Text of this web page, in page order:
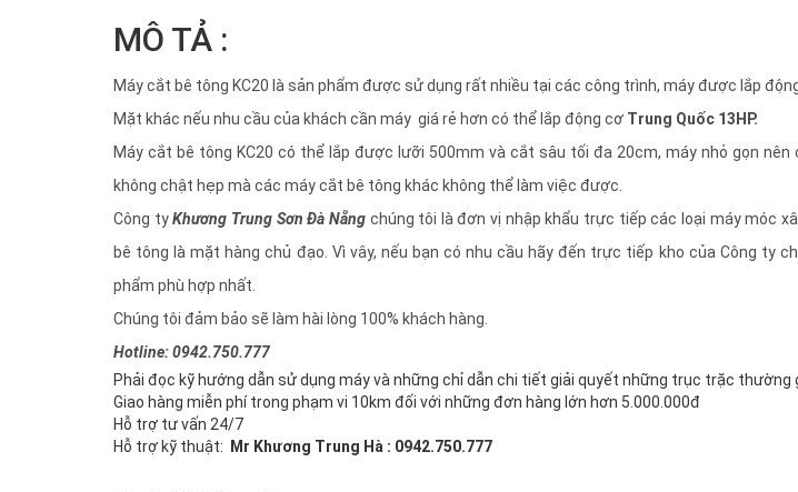
MÔ TẢ :
Máy cắt bê tông KC20 là sản phẩm được sử dụng rất nhiều tại các công trình, máy được lắp
Mặt khác nếu nhu cầu của khách cần máy giá rẻ hơn có thể lắp động cơ Trung Quốc 13HP.
Máy cắt bê tông KC20 có thể lắp được lưỡi 500mm và cắt sâu tối đa 20cm, máy nhỏ gọn
không chật hẹp mà các máy cắt bê tông khác không thể làm việc được.
Công tyKhương Trung Sơn Đà Nẵngchúng tôi là đơn vị nhập khẩu trực tiếp các loại máy móc
bê tông là mặt hàng chủ đạo. Vì vây, nếu bạn có nhu cầu hãy đến trực tiếp kho của Công ty
phẩm phù hợp nhất.
Chúng tôi đảm bảo sẽ làm hài lòng 100% khách hàng.
Hotline: 0942.750.777
Phải đọc kỹ hướng dẫn sử dụng máy và những chỉ dẫn chi tiết giải quyết những trục trặc
Giao hàng miễn phí trong phạm vi 10km đối với những đơn hàng lớn hơn 5.000.000đ
Hỗ trợ tư vấn 24/7
Hỗ trợ kỹ thuật:
Mr Khương Trung Hà : 0942.750.777